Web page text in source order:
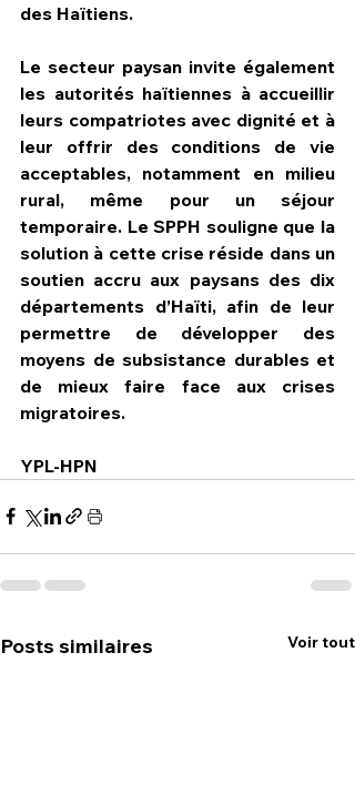
des Haïtiens.
Le secteur paysan invite également
les autorités haïtiennes à accueillir
leurs compatriotes avec dignité et à
leur offrir des conditions de vie
acceptables, notamment en milieu
rural, même pour un séjour
temporaire. Le SPPH souligne que la
solution à cette crise réside dans un
soutien accru aux paysans des dix
départements d’Haïti, afin de leur
permettre de développer des
moyens de subsistance durables et
de mieux faire face aux crises
migratoires.
YPL-HPN
Posts similaires Voir tout